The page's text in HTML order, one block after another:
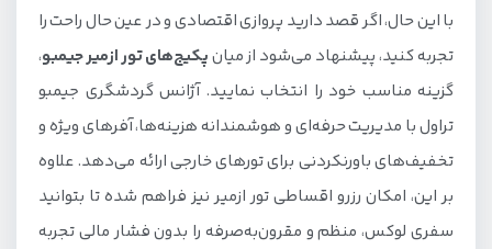
با این حال، اگر قصد دارید پروازی اقتصادی و در عین حال راحت را
تجربه کنید، پیشنهاد می‌شود از میانپکیج‌های تور ازمیر جیمبو،
گزینه مناسب خود را انتخاب نمایید. آژانس گردشگری جیمبو
تراول با مدیریت حرفه‌ای و هوشمندانه هزینه‌ها، آفرهای ویژه و
تخفیف‌های باورنکردنی برای تورهای خارجی ارائه می‌دهد. علاوه
بر این، امکان رزرو اقساطی تور ازمیر نیز فراهم شده تا بتوانید
سفری لوکس، منظم و مقرون‌به‌صرفه را بدون فشار مالی تجربه